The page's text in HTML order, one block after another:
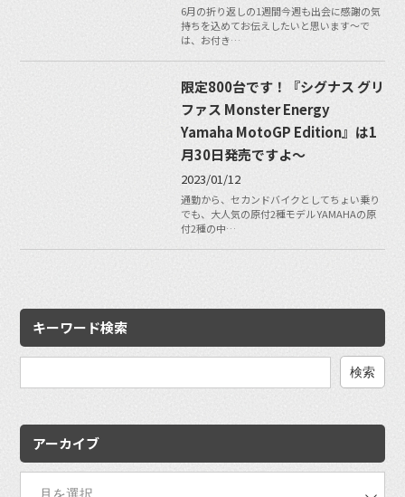
6月の折り返しの1週間今週も出会に感謝の気
持ちを込めてお伝えしたいと思います〜で
は、お付き…
限定800台です！『シグナス グリ
ファス Monster Energy
Yamaha MotoGP Edition』は1
月30日発売ですよ〜
2023/01/12
通勤から、セカンドバイクとしてちょい乗り
でも、大人気の原付2種モデル YAMAHAの原
付2種の中…
キーワード検索
アーカイブ